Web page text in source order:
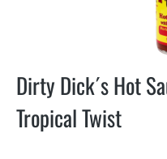
Dirty Dick´s Hot
Tropical Twist